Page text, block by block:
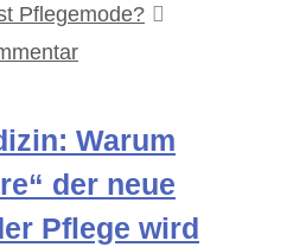
Pflegemode?
Warum
der neue
Pflege wird